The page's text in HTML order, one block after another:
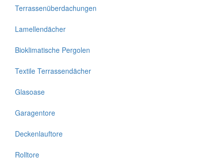
Terrassenüberdachungen
Lamellendächer
Bioklimatische Pergolen
Textile Terrassendächer
Glasoase
Garagentore
Deckenlauftore
Rolltore